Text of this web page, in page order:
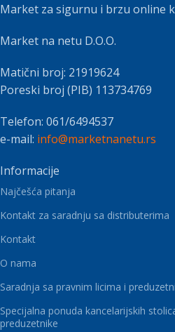
Market za sigurnu i brzu online
Market na netu D.O.O.
Matični broj: 21919624
Poreski broj (PIB) 113734769
Telefon: 061/6494537
e-mail: info@marketnanetu.rs
Informacije
Najčešća pitanja
Kontakt za saradnju sa distributerima
Kontakt
O nama
Saradnja sa pravnim licima i
Specijalna ponuda kancelarijskih
preduzetnike